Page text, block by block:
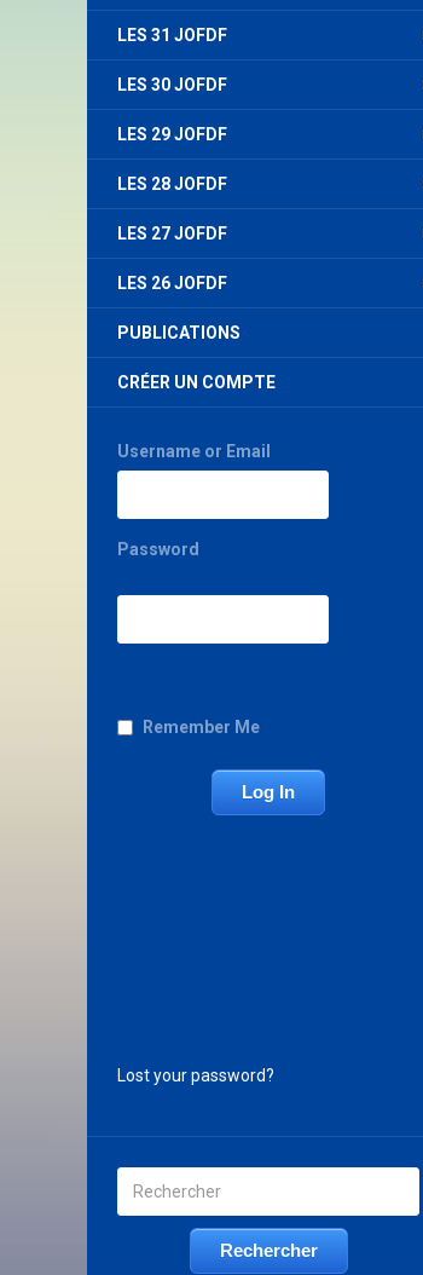
LES 31 JOFDF
LES 30 JOFDF
LES 29 JOFDF
LES 28 JOFDF
LES 27 JOFDF
LES 26 JOFDF
PUBLICATIONS
CRÉER UN COMPTE
Username or Email
Password
Remember Me
Lost your password?